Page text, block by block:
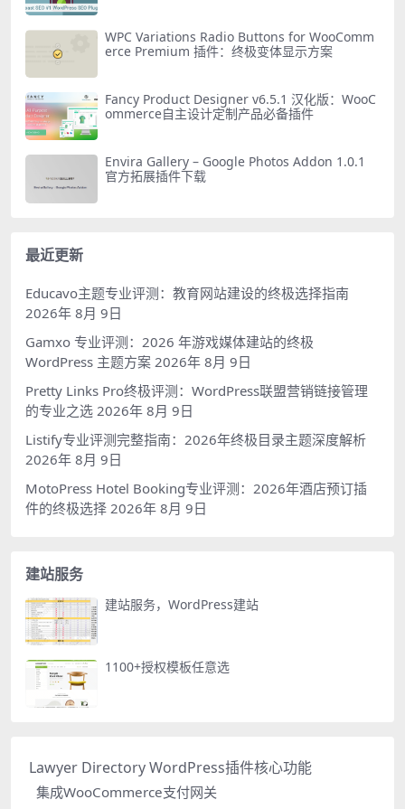
WPC Variations Radio Buttons for WooComm
erce Premium 插件：终极变体显示方案
Fancy Product Designer v6.5.1 汉化版：WooC
ommerce自主设计定制产品必备插件
Envira Gallery – Google Photos Addon 1.0.1
官方拓展插件下载
最近更新
Educavo主题专业评测：教育网站建设的终极选择指南
2026年 8月 9日
Gamxo 专业评测：2026 年游戏媒体建站的终极
WordPress 主题方案 2026年 8月 9日
Pretty Links Pro终极评测：WordPress联盟营销链接管理
的专业之选 2026年 8月 9日
Listify专业评测完整指南：2026年终极目录主题深度解析
2026年 8月 9日
MotoPress Hotel Booking专业评测：2026年酒店预订插
件的终极选择 2026年 8月 9日
建站服务
建站服务，WordPress建站
1100+授权模板任意选
Lawyer Directory WordPress插件核心功能
集成WooCommerce支付网关